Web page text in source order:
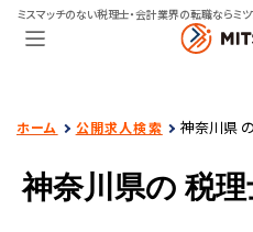
ミスマッチのない税理士・会計業界の転職ならミ
ホーム 公開求人検索 神奈川県
神奈川県の 税